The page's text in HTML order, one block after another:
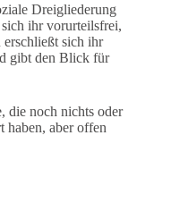
Dreigliederung
ihr vorurteilsfrei,
erschließt sich ihr
gibt den Blick für
die noch nichts oder
haben, aber offen